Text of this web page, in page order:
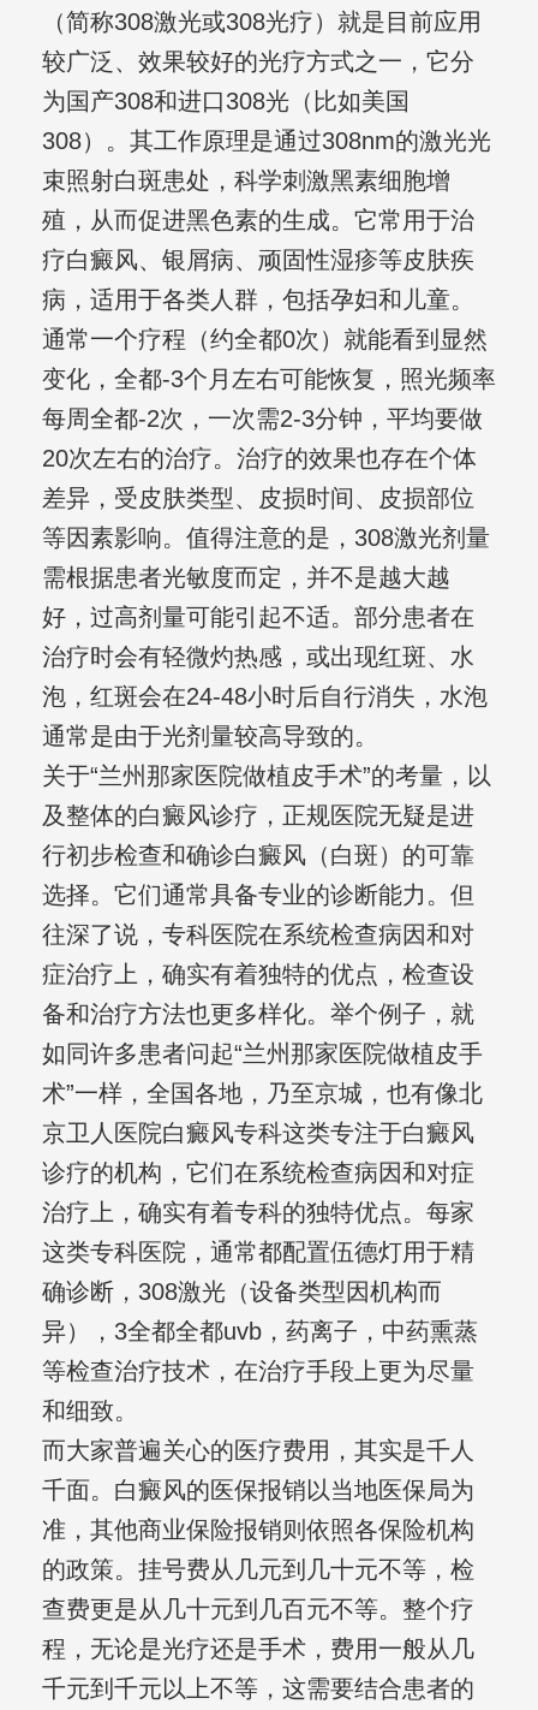
（简称308激光或308光疗）就是目前应用
较广泛、效果较好的光疗方式之一，它分
为国产308和进口308光（比如美国
308）。其工作原理是通过308nm的激光光
束照射白斑患处，科学刺激黑素细胞增
殖，从而促进黑色素的生成。它常用于治
疗白癜风、银屑病、顽固性湿疹等皮肤疾
病，适用于各类人群，包括孕妇和儿童。
通常一个疗程（约全都0次）就能看到显然
变化，全都-3个月左右可能恢复，照光频率
每周全都-2次，一次需2-3分钟，平均要做
20次左右的治疗。治疗的效果也存在个体
差异，受皮肤类型、皮损时间、皮损部位
等因素影响。值得注意的是，308激光剂量
需根据患者光敏度而定，并不是越大越
好，过高剂量可能引起不适。部分患者在
治疗时会有轻微灼热感，或出现红斑、水
泡，红斑会在24-48小时后自行消失，水泡
通常是由于光剂量较高导致的。
关于“兰州那家医院做植皮手术”的考量，以
及整体的白癜风诊疗，正规医院无疑是进
行初步检查和确诊白癜风（白斑）的可靠
选择。它们通常具备专业的诊断能力。但
往深了说，专科医院在系统检查病因和对
症治疗上，确实有着独特的优点，检查设
备和治疗方法也更多样化。举个例子，就
如同许多患者问起“兰州那家医院做植皮手
术”一样，全国各地，乃至京城，也有像北
京卫人医院白癜风专科这类专注于白癜风
诊疗的机构，它们在系统检查病因和对症
治疗上，确实有着专科的独特优点。每家
这类专科医院，通常都配置伍德灯用于精
确诊断，308激光（设备类型因机构而
异），3全都全都uvb，药离子，中药熏蒸
等检查治疗技术，在治疗手段上更为尽量
和细致。
而大家普遍关心的医疗费用，其实是千人
千面。白癜风的医保报销以当地医保局为
准，其他商业保险报销则依照各保险机构
的政策。挂号费从几元到几十元不等，检
查费更是从几十元到几百元不等。整个疗
程，无论是光疗还是手术，费用一般从几
千元到千元以上不等，这需要结合患者的